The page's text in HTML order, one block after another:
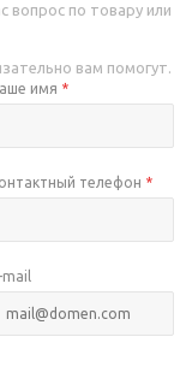
по товару или
вам помогут.
имя *
телефон *
mail